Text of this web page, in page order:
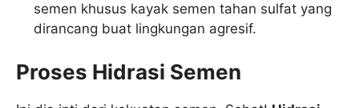
semen khusus kayak semen tahan sulfat yang
dirancang buat lingkungan agresif.
Proses Hidrasi Semen